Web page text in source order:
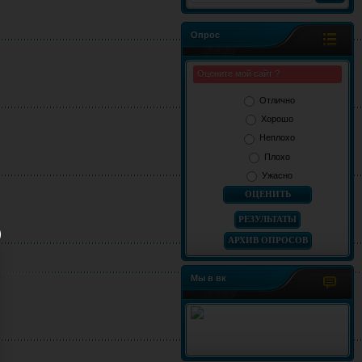
Опрос
Оцените мой сайт ?
Отлично
Хорошо
Неплохо
Плохо
Ужасно
РЕЗУЛЬТАТЫ
АРХИВ ОПРОСОВ
Мы в вк